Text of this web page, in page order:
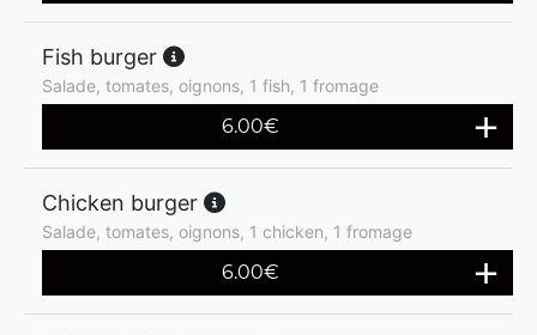
Fish burger
Salade, tomates, oignons, 1 fish, 1 fromage
6.00€
Chicken burger
Salade, tomates, oignons, 1 chicken, 1 fromage
6.00€